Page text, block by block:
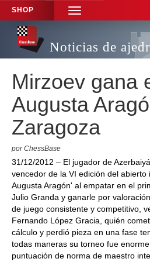
SHOP
TOGGLE
NAVIGATION
Noticias de
Mirzoev gana
Augusta
Zaragoza
por ChessBase
31/12/2012 – El jugador de
vencedor de la VI edición del abierto
Augusta Aragón' al empatar en el
Julio Granda y ganarle por
de juego consistente y competitivo,
Fernando López Gracia, quién
cálculo y perdió pieza en una fase
todas maneras su torneo fue
puntuación de norma de maestro